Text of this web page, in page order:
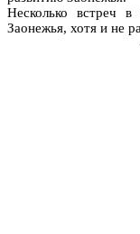
Несколько встреч
Заонежья, хотя и не